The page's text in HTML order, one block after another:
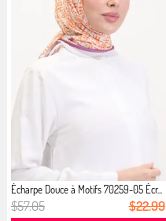
Écharpe Douce à Motifs 70259-05 Écr...
$57.05 $22.99